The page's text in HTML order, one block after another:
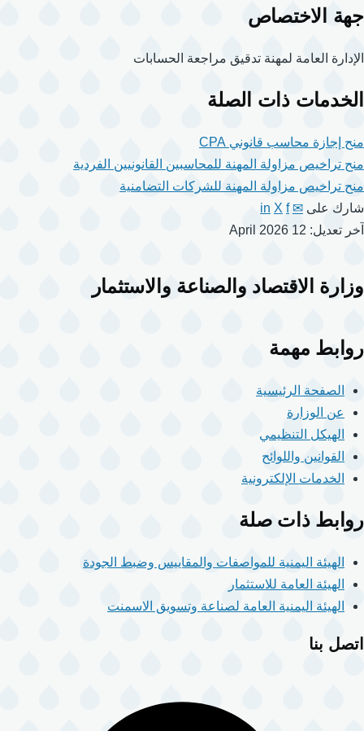
جهة الاختصاص
الإدارة العامة لمهنة تدقيق مراجعة الحسابات
الخدمات ذات الصلة
منح إجازة محاسب قانوني CPA
منح تراخيص مزاولة المهنة للمحاسبين القانونيين الفردية
منح تراخيص مزاولة المهنة للشركات التضامنية
شارك على ✉
in X f
آخر تعديل: 12 April 2026
وزارة الاقتصاد والصناعة والاستثمار
روابط مهمة
الصفحة الرئيسية
عن الوزارة
الهيكل التنظيمي
القوانين واللوائح
الخدمات الإلكترونية
روابط ذات صلة
الهيئة اليمنية للمواصفات والمقاييس وضبط الجودة
الهيئة العامة للاستثمار
الهيئة اليمنية العامة لصناعة وتسويق الاسمنت
اتصل بنا